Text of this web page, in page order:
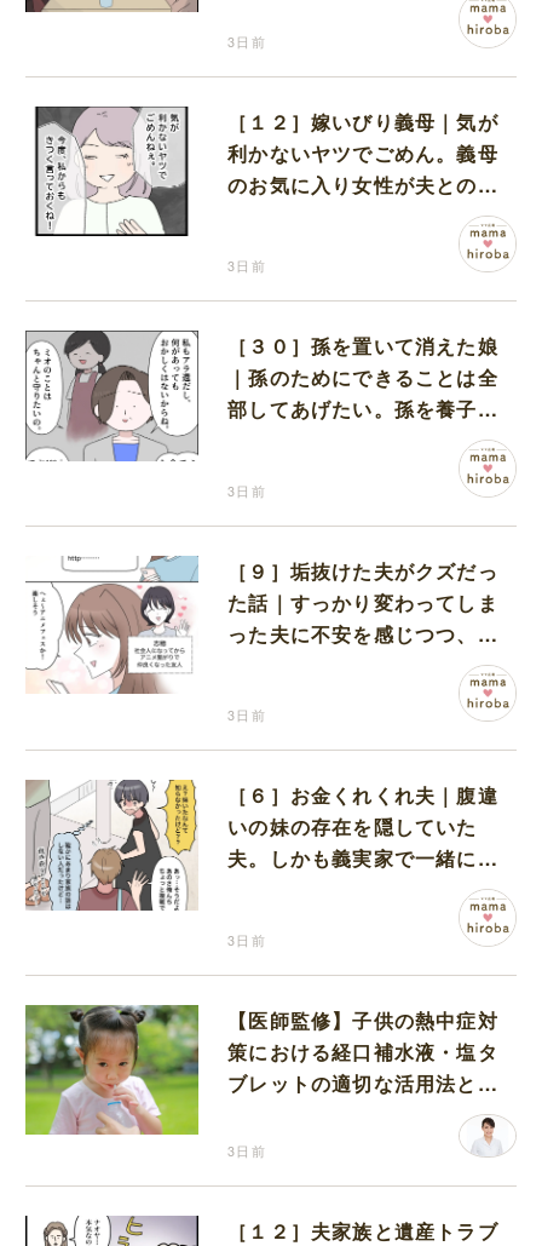
3日前
［１２］嫁いびり義母｜気が
利かないヤツでごめん。義母
のお気に入り女性が夫との親
3日前
［３０］孫を置いて消えた娘
｜孫のためにできることは全
部してあげたい。孫を養子に
3日前
［９］垢抜けた夫がクズだっ
た話｜すっかり変わってしま
った夫に不安を感じつつ、友
人から誘われたアニメフェス
3日前
［６］お金くれくれ夫｜腹違
いの妹の存在を隠していた
夫。しかも義実家で一緒に暮
らすことになり困惑する妻
3日前
【医師監修】子供の熱中症対
策における経口補水液・塩タ
ブレットの適切な活用法と水
3日前
［１２］夫家族と遺産トラブ